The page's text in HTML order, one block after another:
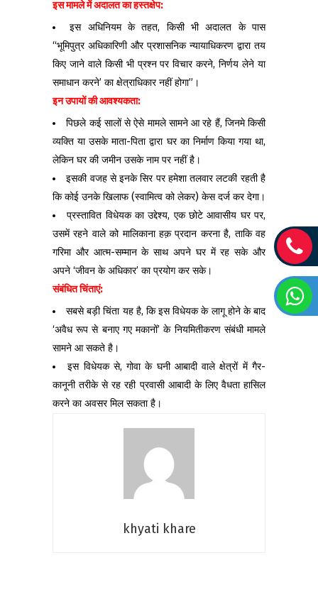
इस मामले में अदालत का हस्तक्षेप:
इस अधिनियम के तहत, किसी भी अदालत के पास
“भूमिपुत्र अधिकारिणी और प्रशासनिक न्यायाधिकरण द्वारा तय
किए जाने वाले किसी भी प्रश्न पर विचार करने, निर्णय लेने या
समाधान करने’ का क्षेत्राधिकार नहीं होगा”।
इन उपायों की आवश्यकता:
पिछले कई सालों से ऐसे मामले सामने आ रहे हैं, जिनमे किसी
व्यक्ति या उसके माता-पिता द्वारा घर का निर्माण किया गया था,
लेकिन घर की जमीन उसके नाम पर नहीं है।
इसकी वजह से इनके सिर पर हमेशा तलवार लटकी रहती है
कि कोई उनके खिलाफ (स्वामित्व को लेकर) केस दर्ज कर देगा।
प्रस्तावित विधेयक का उद्देश्य, एक छोटे आवासीय घर पर,
उसमें रहने वाले को मालिकाना हक़ प्रदान करना है, ताकि वह
गरिमा और आत्म-सम्मान के साथ अपने घर में रह सके और
अपने ‘जीवन के अधिकार’ का प्रयोग कर सके।
संबंधित चिंताएं:
सबसे बड़ी चिंता यह है, कि इस विधेयक के लागू होने के बाद
‘अवैध रूप से बनाए गए मकानों’ के नियमितीकरण संबंधी मामले
सामने आ सकते है।
इस विधेयक से, गोवा के घनी आबादी वाले क्षेत्रों में गैर-
कानूनी तरीके से रह रही प्रवासी आबादी के लिए वैधता हासिल
करने का अवसर मिल सकता है।
khyati khare